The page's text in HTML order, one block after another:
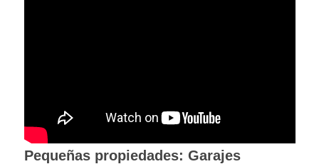
Pequeñas propiedades: Garajes